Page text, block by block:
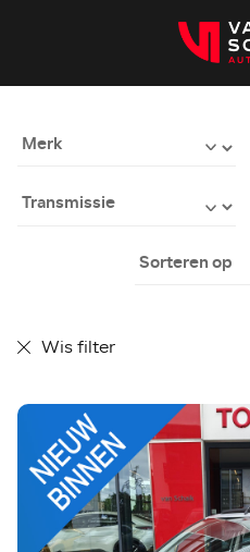
Wis filter